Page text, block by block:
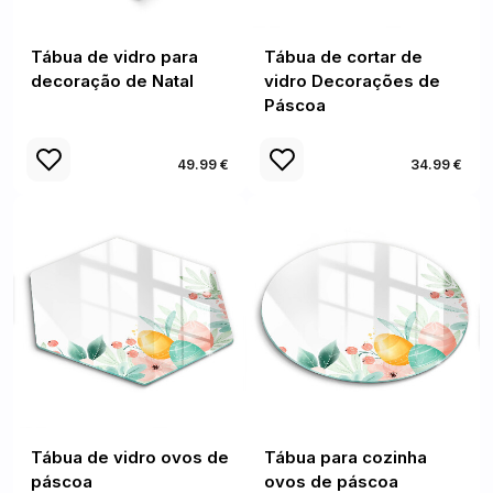
Tábua de vidro para
decoração de Natal
49.99 €
Tábua de cortar de
vidro Decorações de
Páscoa
34.99 €
Tábua de vidro ovos de
páscoa
Tábua para cozinha
ovos de páscoa